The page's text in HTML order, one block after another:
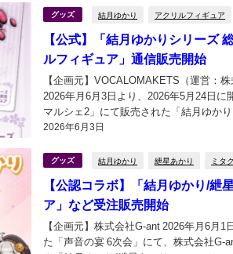
グッズ 結月ゆかり アクリルフィギュア
【公式】「結月ゆかりシリーズ
ルフィギュア」通信販売開始
2026年6月3日
【企画元】VOCALOMAKETS（運営：
2026年月6月3日より、2026年5月24日に
マルシェ2」にて販売された「結月ゆか
クリルフィギュア」の通信販売が開始し
グッズ 結月ゆかり 紲星あかり ミタ
【公認コラボ】「結月ゆかり/紲
ア」など受注販売開始
【企画元】株式会社G-ant 2026年月6月
た「声音の宴 6次会」にて、株式会社G-